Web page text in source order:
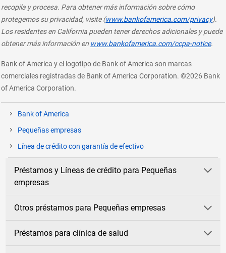
recopila y procesa. Para obtener más información sobre cómo
protegemos su privacidad, visite (www.bankofamerica.com/privacy).
Los residentes en California pueden tener derechos adicionales y puede
obtener más información en www.bankofamerica.com/ccpa-notice.
Bank of America y el logotipo de Bank of America son marcas
comerciales registradas de Bank of America Corporation. ©2026 Bank
of America Corporation.
Bank of America
Pequeñas empresaslayer
Línea de crédito con garantía de efectivop&aacute;gina
actual
Préstamos y Líneas de crédito para Pequeñas
empresas
Otros préstamos para Pequeñas empresas
Préstamos para clínica de salud